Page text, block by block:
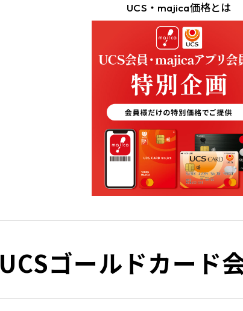
UCS・majica価格とは
UCSゴールドカード